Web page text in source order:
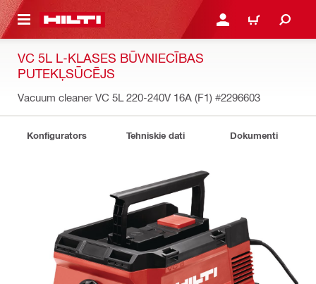
SATURU PIESLĒGTIES VAI
IEPIRKŠANĀS
VC 5L L-KLASES BŪVNIECĪBAS
PUTEKĻSŪCĒJS
Vacuum cleaner VC 5L 220-240V 16A (F1) #2296603
Konfigurators Tehniskie dati Dokumenti